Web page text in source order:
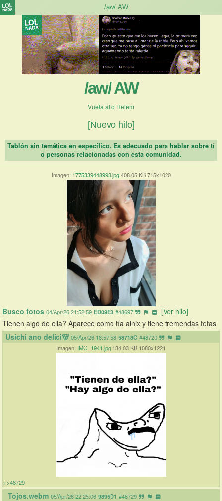
/aw/ AW
Vuela alto Helem
[Nuevo hilo]
Tablón sin temática en específico. Es adecuado para hablar sobre tí
o personas relacionadas con esta comunidad.
Imagen: 1775339448993.jpg 408.05 KB 715x1020
Busco fotos 04/Apr/26 21:52:59 ED09E3 #48697
[Ver hilo]
Tienen algo de ella? Aparece como tía ainix y tiene tremendas tetas
Usichi ano delici🐻 05/Apr/26 18:57:58 58718C #48720
Imagen: IMG_1941.jpg 134.03 KB 1080x1221
>>48729
Tojos.webm 05/Apr/26 22:25:06 9895D1 #48729